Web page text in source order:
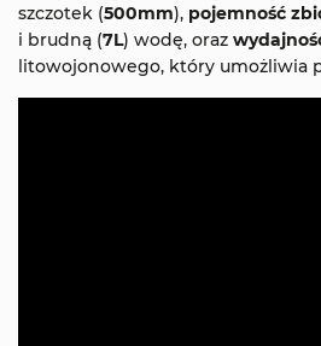
szczotek (500mm), pojemność
i brudną (7L) wodę, oraz
litowojonowego, który umożliwia